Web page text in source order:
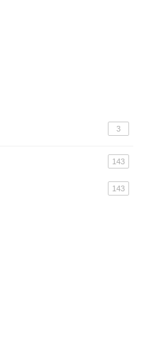
3
143
143